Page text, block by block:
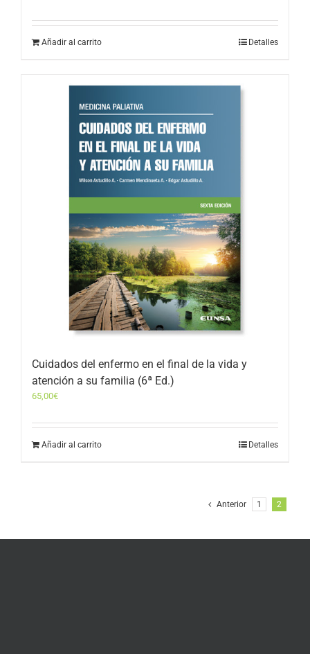
Añadir al carrito Detalles
Cuidados del enfermo en el final de la vida y
atención a su familia (6ª Ed.)
65,00€
Añadir al carrito Detalles
Anterior 1 2